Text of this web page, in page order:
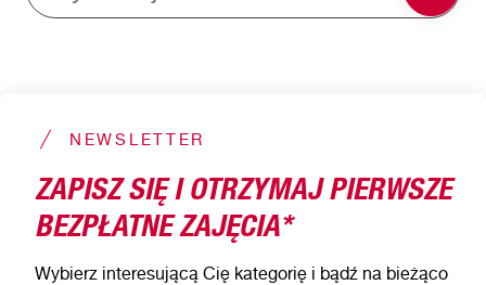
NEWSLETTER
ZAPISZ SIĘ I OTRZYMAJ PIERWSZE
BEZPŁATNE ZAJĘCIA*
Wybierz interesującą Cię kategorię i bądź na bieżąco